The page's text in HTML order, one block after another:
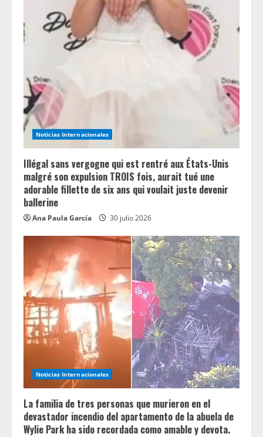
Noticias Internacionales
Illégal sans vergogne qui est rentré aux États-Unis
malgré son expulsion TROIS fois, aurait tué une
adorable fillette de six ans qui voulait juste devenir
ballerine
Ana Paula García 30 julio 2026
Noticias Internacionales
La familia de tres personas que murieron en el
devastador incendio del apartamento de la abuela de
Wylie Park ha sido recordada como amable y devota.